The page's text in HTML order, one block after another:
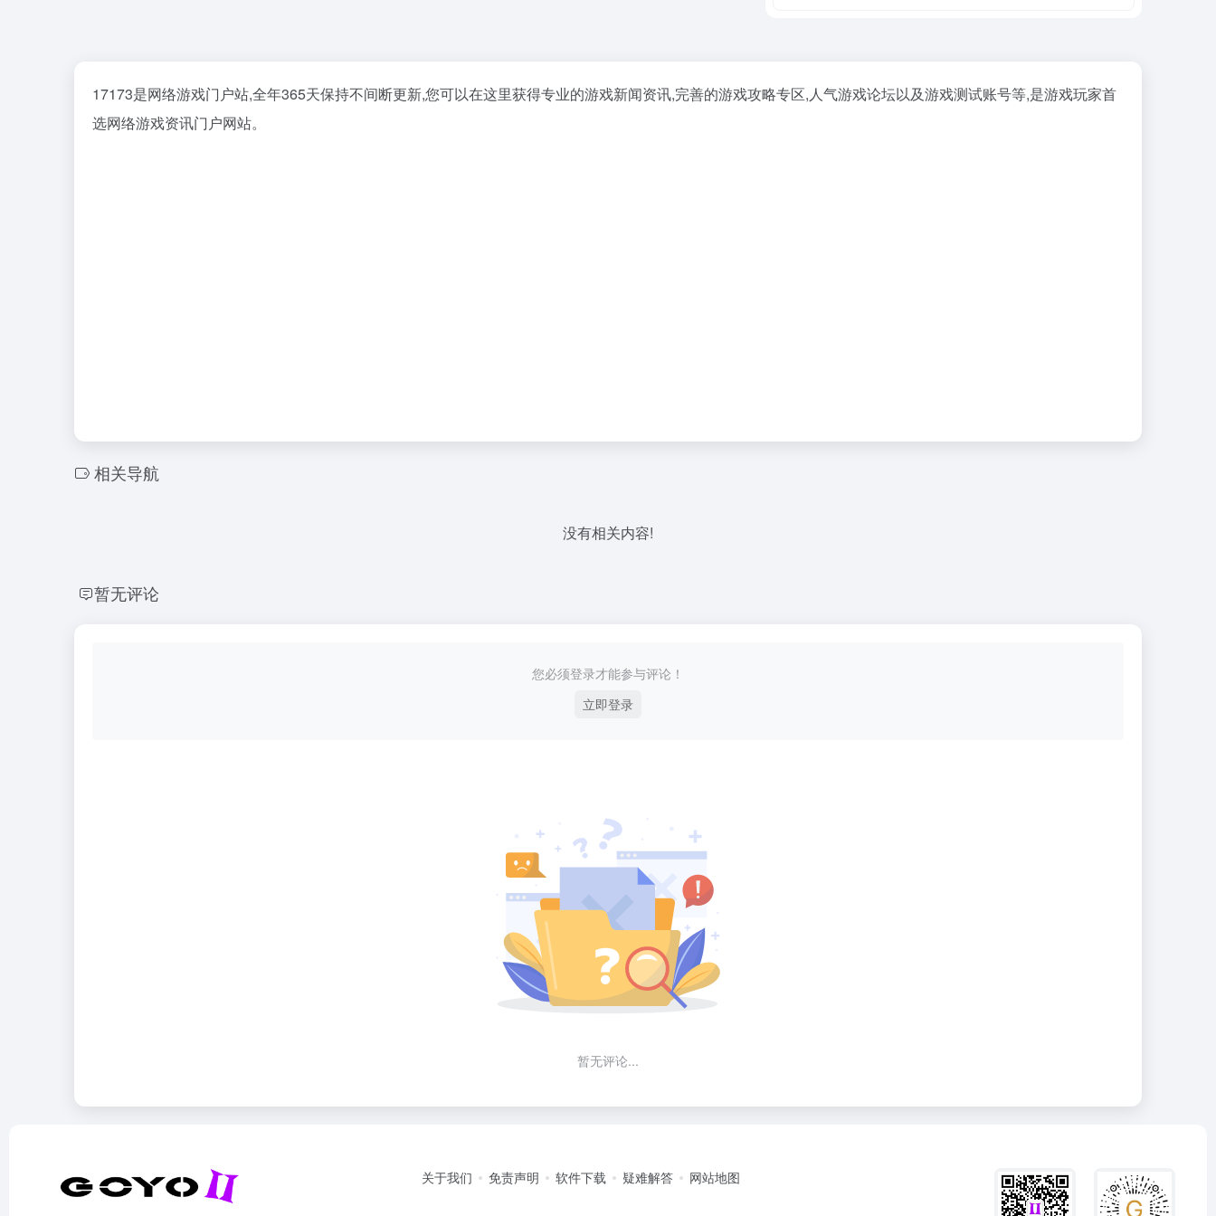
17173是网络游戏门户站,全年365天保持不间断更新,您可以在这里获得专业的游戏新闻资讯,完善的游戏攻略专区,人气游戏论坛以及游戏测试账号等,是游戏玩家首
选网络游戏资讯门户网站。
相关导航
没有相关内容!
暂无评论
您必须登录才能参与评论！
立即登录
暂无评论...
关于我们 免责声明 软件下载 疑难解答 网站地图